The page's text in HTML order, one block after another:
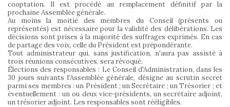
cooptation. Il est procédé au remplacement définitif par la
prochaine Assemblée générale.
Au moins la moitié des membres du Conseil (présents ou
représentés) est nécessaire pour la validité des délibérations. Les
décisions sont prises à la majorité des suffrages exprimés. En cas
de partage des voix, celle du Président est prépondérante.
Tout administrateur qui, sans justification, n'aura pas assisté à
trois réunions consécutives, sera révoqué.
Élections des responsables : Le Conseil d'Administration, dans les
30 jours suivants l’Assemblée générale, désigne au scrutin secret
parmi ses membres : un Président ; un Secrétaire ; un Trésorier ; et
éventuellement : un ou deux vice-présidents, un secrétaire adjoint,
un trésorier adjoint. Les responsables sont rééligibles.